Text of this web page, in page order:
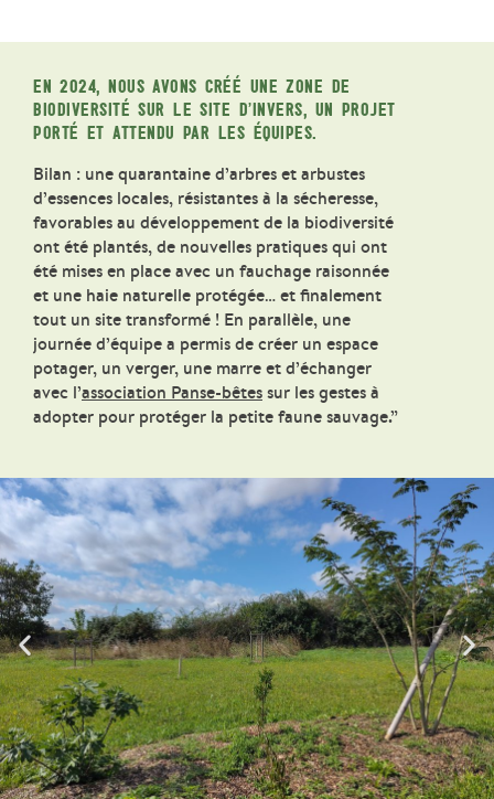
EN 2024, NOUS AVONS CRÉÉ UNE ZONE DE
BIODIVERSITÉ SUR LE SITE D’INVERS, UN PROJET
PORTÉ ET ATTENDU PAR LES ÉQUIPES.
Bilan : une quarantaine d’arbres et arbustes
d’essences locales, résistantes à la sécheresse,
favorables au développement de la biodiversité
ont été plantés, de nouvelles pratiques qui ont
été mises en place avec un fauchage raisonnée
et une haie naturelle protégée… et finalement
tout un site transformé ! En parallèle, une
journée d’équipe a permis de créer un espace
potager, un verger, une marre et d’échanger
avec l’association Panse-bêtessur les gestes à
adopter pour protéger la petite faune sauvage.”